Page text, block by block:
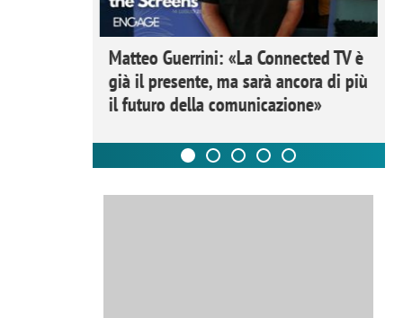
Matteo Guerrini: «La Connected TV è
già il presente, ma sarà ancora di più
il futuro della comunicazione»